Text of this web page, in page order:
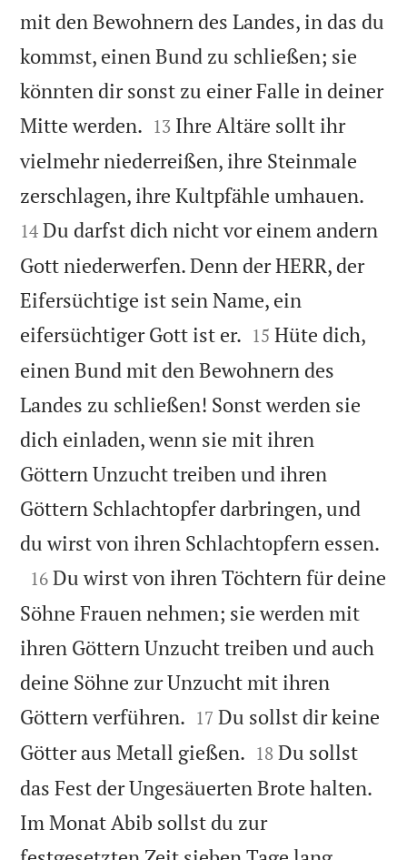
mit den Bewohnern des Landes, in das du
kommst, einen Bund zu schließen; sie
könnten dir sonst zu einer Falle in deiner
Mitte werden. 

13 Ihre Altäre sollt ihr
vielmehr niederreißen, ihre Steinmale
zerschlagen, ihre Kultpfähle umhauen.
14 Du darfst dich nicht vor einem andern
Gott niederwerfen. Denn der HERR, der
Eifersüchtige ist sein Name, ein
eifersüchtiger Gott ist er. 

15 Hüte dich,
einen Bund mit den Bewohnern des
Landes zu schließen! Sonst werden sie
dich einladen, wenn sie mit ihren
Göttern Unzucht treiben und ihren
Göttern Schlachtopfer darbringen, und
du wirst von ihren Schlachtopfern essen.

16 Du wirst von ihren Töchtern für deine
Söhne Frauen nehmen; sie werden mit
ihren Göttern Unzucht treiben und auch
deine Söhne zur Unzucht mit ihren
Göttern verführen. 

17 Du sollst dir keine
Götter aus Metall gießen. 

18 Du sollst
das Fest der Ungesäuerten Brote halten.
Im Monat Abib sollst du zur